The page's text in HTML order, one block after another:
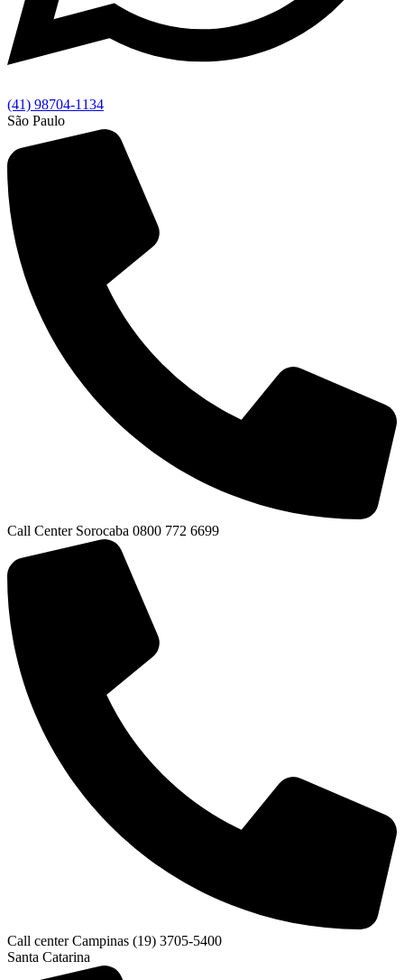
(41) 98704-1134
São Paulo
Call Center Sorocaba 0800 772 6699
Call center Campinas (19) 3705-5400
Santa Catarina